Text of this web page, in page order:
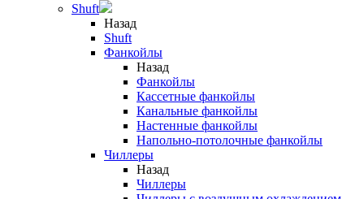
Shuft
Назад
Shuft
Фанкойлы
Назад
Фанкойлы
Кассетные фанкойлы
Канальные фанкойлы
Настенные фанкойлы
Напольно-потолочные фанкойлы
Чиллеры
Назад
Чиллеры